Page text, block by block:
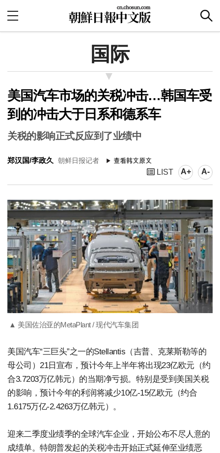
国际
美国汽车市场的关税冲击…韩国车受
到的冲击大于日系和德系车
关税的影响正式反应到了业绩中
郑汉国/李政久 朝鲜日报记者
LIST A+ A-
▲ 美国佐治亚的MetaPlant / 现代汽车集团
美国汽车“三巨头”之一的Stellantis（吉普、克莱斯勒等的
母公司）21日宣布，预计今年上半年将出现23亿欧元（约
合3.7203万亿韩元）的当期净亏损。特别是受到美国关税
的影响，预计今年的利润将减少10亿-15亿欧元（约合
1.6175万亿-2.4263万亿韩元）。
迎来二季度业绩季的全球汽车企业，开始公布不尽人意的
成绩单。特朗普发起的关税冲击开始正式延伸至业绩恶